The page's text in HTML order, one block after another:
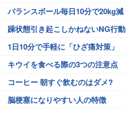
バランスボール毎日10分で20kg減
躁状態引き起こしかねないNG行動
1日10分で手軽に「ひざ痛対策」
キウイを食べる際の3つの注意点
コーヒー 朝すぐ飲むのはダメ?
脳梗塞になりやすい人の特徴